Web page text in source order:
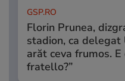
GSP.RO
Florin Prunea,
stadion, ca delegat
arăt ceva frumos. E
fratello?”